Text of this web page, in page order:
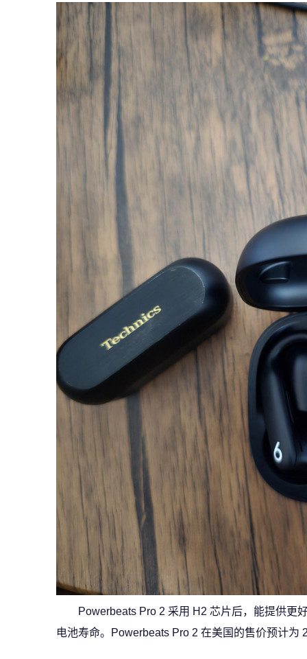
Powerbeats Pro 2 采用 H2 芯片后，能提供更
电池寿命。Powerbeats Pro 2 在美国的售价预计为